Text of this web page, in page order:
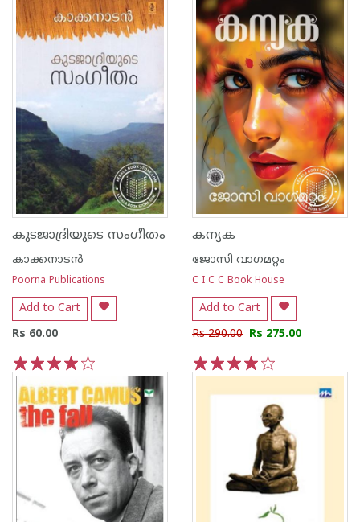
കുടജാദ്രിയുടെ സംഗീതം
കാക്കനാടന്‍
Poorna Publications
Add to Cart
Rs 60.00
1
കന്യക
ജോസി വാഗമറ്റം
C I C C Book House
Add to Cart
Rs 290.00 Rs 275.00
5
4
3
2
1